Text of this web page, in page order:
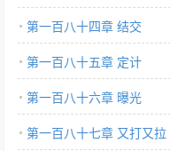
第一百八十四章 结交
第一百八十五章 定计
第一百八十六章 曝光
第一百八十七章 又打又拉